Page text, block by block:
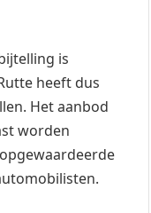
is
heeft dus
Het aanbod
worden